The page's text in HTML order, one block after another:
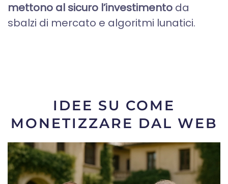
mettono al sicuro l’investimento da
sbalzi di mercato e algoritmi lunatici.
IDEE SU COME
MONETIZZARE DAL WEB